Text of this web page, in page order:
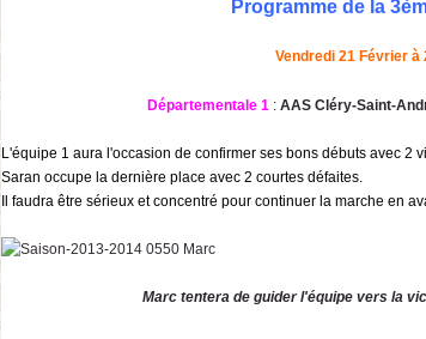
Programme de la
Vendredi 21 Février à
Départementale 1 : AAS Cléry-Saint-
L'équipe 1 aura l'occasion de confirmer ses bons débuts avec 2
Saran occupe la dernière place avec 2 courtes défaites.
Il faudra être sérieux et concentré pour continuer la marche en
Marc tentera de guider l'équipe vers la